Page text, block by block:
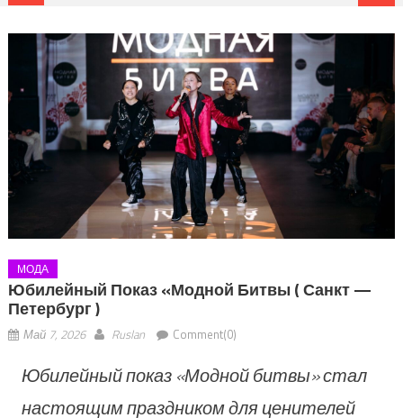
МОДА
Юбилейный Показ «Модной Битвы ( Санкт —
Петербург )
Май 7, 2026 Ruslan Comment(0)
Юбилейный показ «Модной битвы» стал
настоящим праздником для ценителей